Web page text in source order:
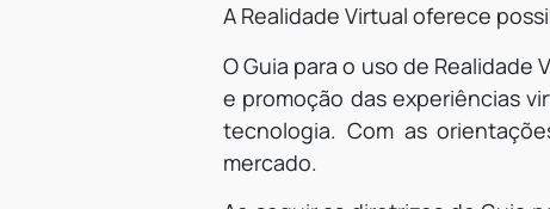
A Realidade Virtual oferece
O Guia para o uso de
e promoção das experiências
tecnologia. Com as
mercado.